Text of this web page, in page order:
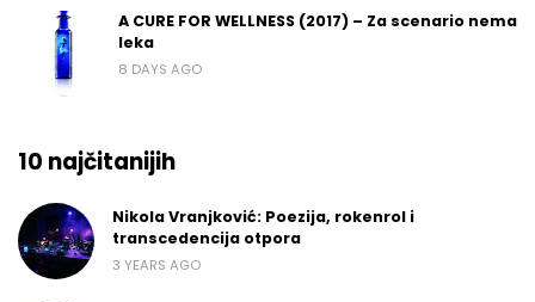
A CURE FOR WELLNESS (2017) – Za scenario nema
leka
8 DAYS AGO
10 najčitanijih
Nikola Vranjković: Poezija, rokenrol i
transcedencija otpora
3 YEARS AGO